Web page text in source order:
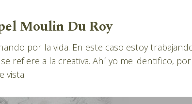
Moulin Du Roy
por la vida. En este caso estoy
refiere a la creativa. Ahí yo me identifico, por
vista.